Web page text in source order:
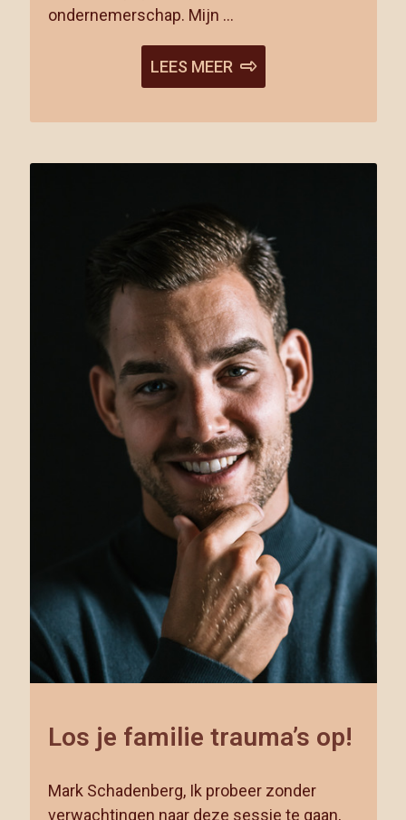
ondernemerschap. Mijn …
LEES MEER
Los je familie trauma’s op!
Mark Schadenberg, Ik probeer zonder
verwachtingen naar deze sessie te gaan,